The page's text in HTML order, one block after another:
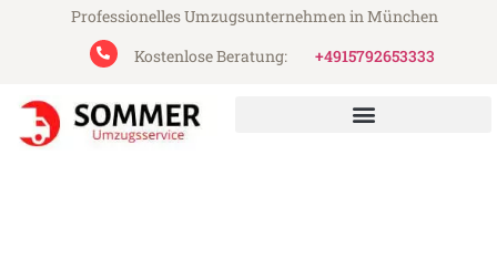
Professionelles Umzugsunternehmen in München
Kostenlose Beratung:
+4915792653333